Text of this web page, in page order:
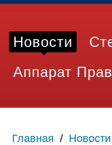
Новости
Аппарат
Главная / Новости